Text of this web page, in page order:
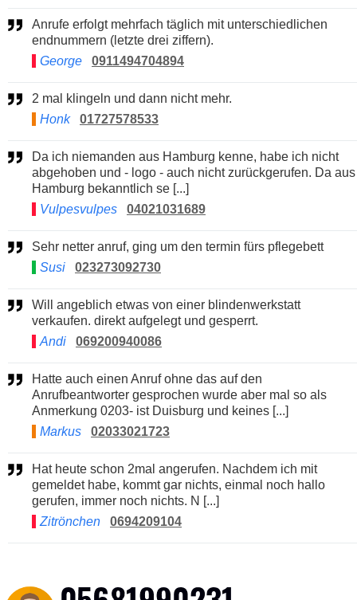
Anrufe erfolgt mehrfach täglich mit unterschiedlichen
endnummern (letzte drei ziffern).
George
0911494704894
2 mal klingeln und dann nicht mehr.
Honk
01727578533
Da ich niemanden aus Hamburg kenne, habe ich nicht
abgehoben und - logo - auch nicht zurückgerufen. Da aus
Hamburg bekanntlich se [...]
Vulpesvulpes
04021031689
Sehr netter anruf, ging um den termin fürs pflegebett
Susi
023273092730
Will angeblich etwas von einer blindenwerkstatt
verkaufen. direkt aufgelegt und gesperrt.
Andi
069200940086
Hatte auch einen Anruf ohne das auf den
Anrufbeantworter gesprochen wurde aber mal so als
Anmerkung 0203- ist Duisburg und keines [...]
Markus
02033021723
Hat heute schon 2mal angerufen. Nachdem ich mit
gemeldet habe, kommt gar nichts, einmal noch hallo
gerufen, immer noch nichts. N [...]
Zitrönchen
0694209104